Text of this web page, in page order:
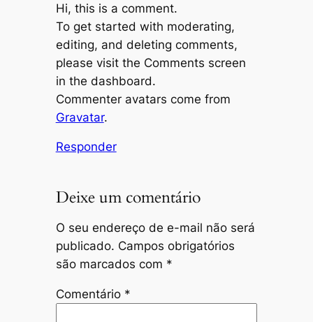
Hi, this is a comment.
To get started with moderating,
editing, and deleting comments,
please visit the Comments screen
in the dashboard.
Commenter avatars come from
Gravatar.
Responder
Deixe um comentário
O seu endereço de e-mail não será
publicado. Campos obrigatórios
são marcados com *
Comentário *